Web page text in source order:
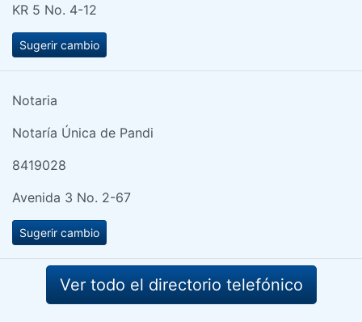
KR 5 No. 4-12
Sugerir cambio
Notaria
Notaría Única de Pandi
8419028
Avenida 3 No. 2-67
Sugerir cambio
Ver todo el directorio telefónico